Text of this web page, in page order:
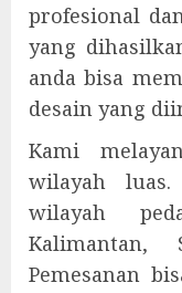
profesional
yang
anda bisa
desain yang
Kami
wilayah luas.
wilayah
Kalimantan,
Pemesanan